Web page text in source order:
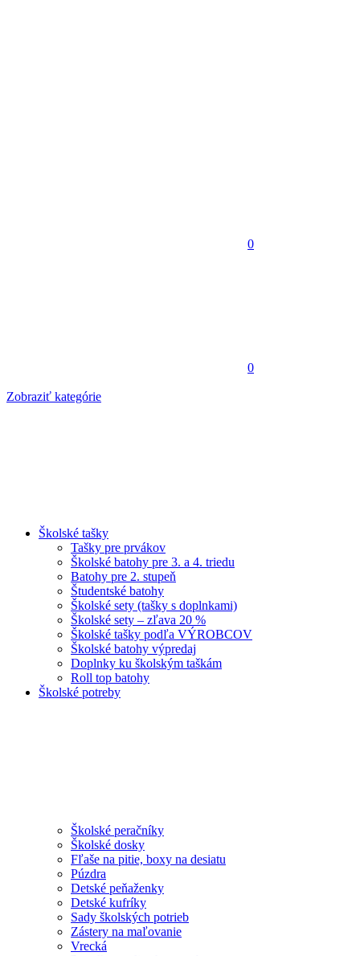
0
0
Zobraziť kategórie
Školské tašky
Tašky pre prvákov
Školské batohy pre 3. a 4. triedu
Batohy pre 2. stupeň
Študentské batohy
Školské sety (tašky s doplnkami)
Školské sety – zľava 20 %
Školské tašky podľa VÝROBCOV
Školské batohy výpredaj
Doplnky ku školským taškám
Roll top batohy
Školské potreby
Školské peračníky
Školské dosky
Fľaše na pitie, boxy na desiatu
Púzdra
Detské peňaženky
Detské kufríky
Sady školských potrieb
Zástery na maľovanie
Vrecká